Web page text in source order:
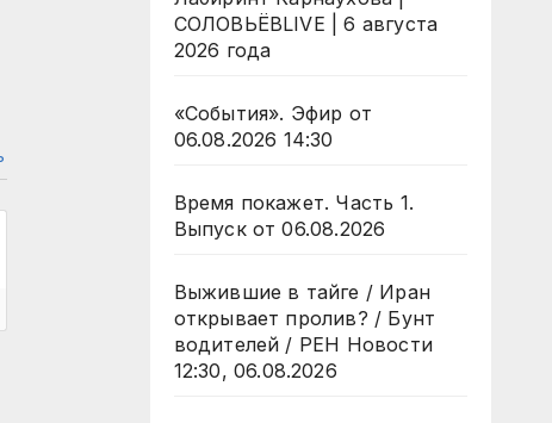
СОЛОВЬЁВLIVE | 6 августа
2026 года
«События». Эфир от
06.08.2026 14:30
Время покажет. Часть 1.
Выпуск от 06.08.2026
Выжившие в тайге / Иран
открывает пролив? / Бунт
водителей / РЕН Новости
12:30, 06.08.2026